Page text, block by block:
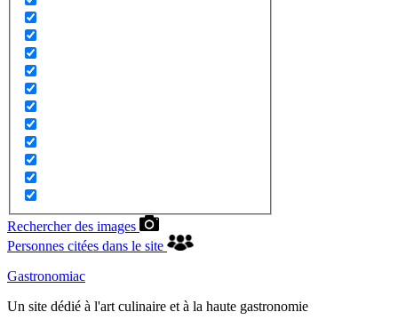
Rechercher des images
Personnes citées dans le site
Gastronomiac
Un site dédié à l'art culinaire et à la haute gastronomie